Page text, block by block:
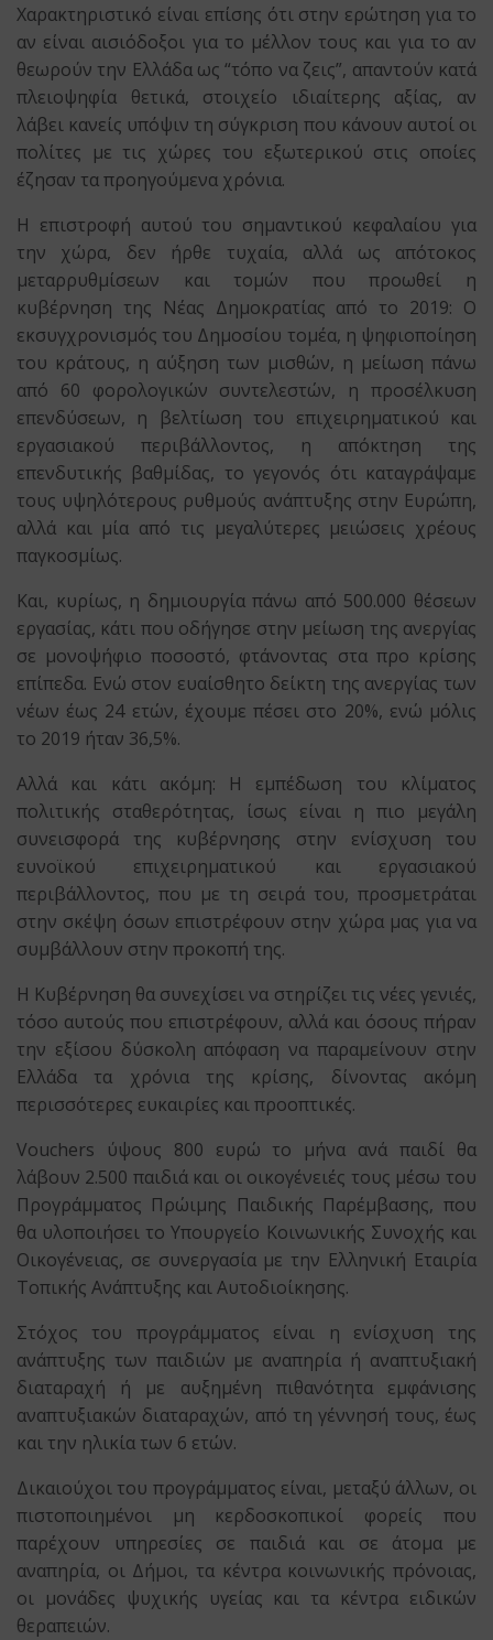
Χαρακτηριστικό είναι επίσης ότι στην ερώτηση για το
αν είναι αισιόδοξοι για το μέλλον τους και για το αν
θεωρούν την Ελλάδα ως “τόπο να ζεις”, απαντούν κατά
πλειοψηφία θετικά, στοιχείο ιδιαίτερης αξίας, αν
λάβει κανείς υπόψιν τη σύγκριση που κάνουν αυτοί οι
πολίτες με τις χώρες του εξωτερικού στις οποίες
έζησαν τα προηγούμενα χρόνια.
Η επιστροφή αυτού του σημαντικού κεφαλαίου για
την χώρα, δεν ήρθε τυχαία, αλλά ως απότοκος
μεταρρυθμίσεων και τομών που προωθεί η
κυβέρνηση της Νέας Δημοκρατίας από το 2019: Ο
εκσυγχρονισμός του Δημοσίου τομέα, η ψηφιοποίηση
του κράτους, η αύξηση των μισθών, η μείωση πάνω
από 60 φορολογικών συντελεστών, η προσέλκυση
επενδύσεων, η βελτίωση του επιχειρηματικού και
εργασιακού περιβάλλοντος, η απόκτηση της
επενδυτικής βαθμίδας, το γεγονός ότι καταγράψαμε
τους υψηλότερους ρυθμούς ανάπτυξης στην Ευρώπη,
αλλά και μία από τις μεγαλύτερες μειώσεις χρέους
παγκοσμίως.
Και, κυρίως, η δημιουργία πάνω από 500.000 θέσεων
εργασίας, κάτι που οδήγησε στην μείωση της ανεργίας
σε μονοψήφιο ποσοστό, φτάνοντας στα προ κρίσης
επίπεδα. Ενώ στον ευαίσθητο δείκτη της ανεργίας των
νέων έως 24 ετών, έχουμε πέσει στο 20%, ενώ μόλις
το 2019 ήταν 36,5%.
Αλλά και κάτι ακόμη: Η εμπέδωση του κλίματος
πολιτικής σταθερότητας, ίσως είναι η πιο μεγάλη
συνεισφορά της κυβέρνησης στην ενίσχυση του
ευνοϊκού επιχειρηματικού και εργασιακού
περιβάλλοντος, που με τη σειρά του, προσμετράται
στην σκέψη όσων επιστρέφουν στην χώρα μας για να
συμβάλλουν στην προκοπή της.
Η Κυβέρνηση θα συνεχίσει να στηρίζει τις νέες γενιές,
τόσο αυτούς που επιστρέφουν, αλλά και όσους πήραν
την εξίσου δύσκολη απόφαση να παραμείνουν στην
Ελλάδα τα χρόνια της κρίσης, δίνοντας ακόμη
περισσότερες ευκαιρίες και προοπτικές.
Vouchers ύψους 800 ευρώ το μήνα ανά παιδί θα
λάβουν 2.500 παιδιά και οι οικογένειές τους μέσω του
Προγράμματος Πρώιμης Παιδικής Παρέμβασης, που
θα υλοποιήσει το Υπουργείο Κοινωνικής Συνοχής και
Οικογένειας, σε συνεργασία με την Ελληνική Εταιρία
Τοπικής Ανάπτυξης και Αυτοδιοίκησης.
Στόχος του προγράμματος είναι η ενίσχυση της
ανάπτυξης των παιδιών με αναπηρία ή αναπτυξιακή
διαταραχή ή με αυξημένη πιθανότητα εμφάνισης
αναπτυξιακών διαταραχών, από τη γέννησή τους, έως
και την ηλικία των 6 ετών.
Δικαιούχοι του προγράμματος είναι, μεταξύ άλλων, οι
πιστοποιημένοι μη κερδοσκοπικοί φορείς που
παρέχουν υπηρεσίες σε παιδιά και σε άτομα με
αναπηρία, οι Δήμοι, τα κέντρα κοινωνικής πρόνοιας,
οι μονάδες ψυχικής υγείας και τα κέντρα ειδικών
θεραπειών.